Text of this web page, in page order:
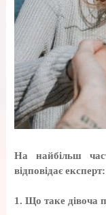
На найбільш
відповідає експерт:
1. Що таке дівоча